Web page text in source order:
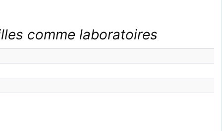
comme laboratoires